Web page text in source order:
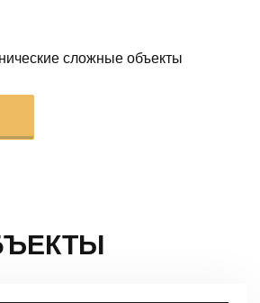
сложные объекты